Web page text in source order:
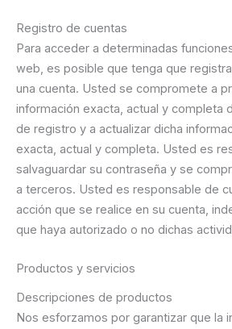
Registro de cuentas
Para acceder a determinadas
web, es posible que tenga que
una cuenta. Usted se compromete a
información exacta, actual y completa
de registro y a actualizar dicha
exacta, actual y completa. Usted es
salvaguardar su contraseña y se
a terceros. Usted es responsable de
acción que se realice en su cuenta,
que haya autorizado o no dichas
Productos y servicios
Descripciones de productos
Nos esforzamos por garantizar que la